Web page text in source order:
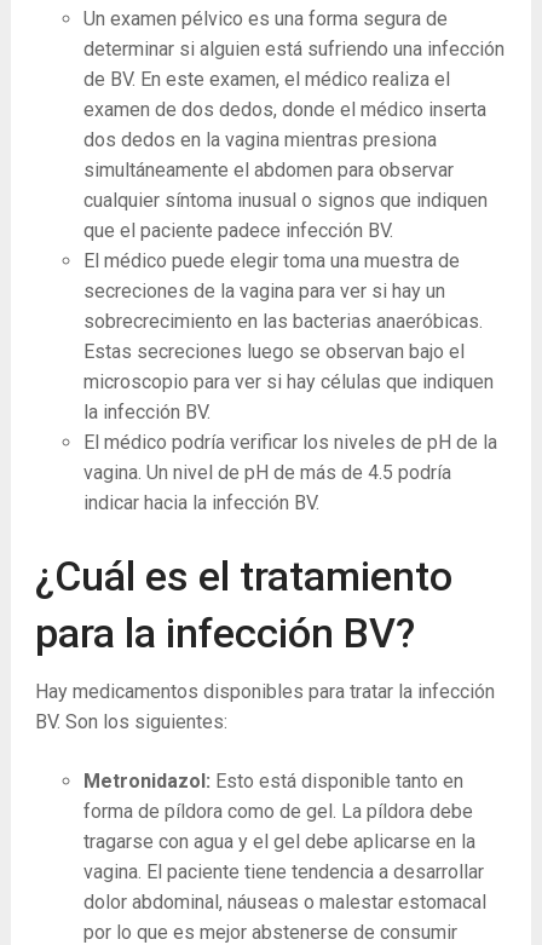
Un examen pélvico es una forma segura de
determinar si alguien está sufriendo una infección
de BV. En este examen, el médico realiza el
examen de dos dedos, donde el médico inserta
dos dedos en la vagina mientras presiona
simultáneamente el abdomen para observar
cualquier síntoma inusual o signos que indiquen
que el paciente padece infección BV.
El médico puede elegir toma una muestra de
secreciones de la vagina para ver si hay un
sobrecrecimiento en las bacterias anaeróbicas.
Estas secreciones luego se observan bajo el
microscopio para ver si hay células que indiquen
la infección BV.
El médico podría verificar los niveles de pH de la
vagina. Un nivel de pH de más de 4.5 podría
indicar hacia la infección BV.
¿Cuál es el tratamiento
para la infección BV?
Hay medicamentos disponibles para tratar la infección
BV. Son los siguientes:
Metronidazol: Esto está disponible tanto en
forma de píldora como de gel. La píldora debe
tragarse con agua y el gel debe aplicarse en la
vagina. El paciente tiene tendencia a desarrollar
dolor abdominal, náuseas o malestar estomacal
por lo que es mejor abstenerse de consumir